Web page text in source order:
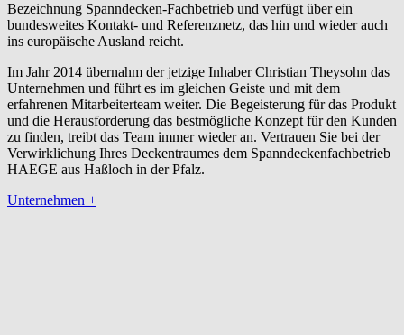
Bezeichnung Spanndecken-Fachbetrieb und verfügt über ein
bundesweites Kontakt- und Referenznetz, das hin und wieder auch
ins europäische Ausland reicht.
Im Jahr 2014 übernahm der jetzige Inhaber Christian Theysohn das
Unternehmen und führt es im gleichen Geiste und mit dem
erfahrenen Mitarbeiterteam weiter. Die Begeisterung für das Produkt
und die Herausforderung das bestmögliche Konzept für den Kunden
zu finden, treibt das Team immer wieder an. Vertrauen Sie bei der
Verwirklichung Ihres Deckentraumes dem Spanndeckenfachbetrieb
HAEGE aus Haßloch in der Pfalz.
Unternehmen +